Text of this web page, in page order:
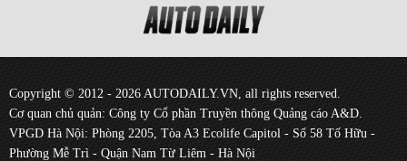
Copyright © 2012 - 2026 AUTODAILY.VN, all rights reserved.
Cơ quan chủ quản: Công ty Cổ phần Truyền thông Quảng cáo A&D.
VPGD Hà Nội: Phòng 2205, Tòa A3 Ecolife Capitol - Số 58 Tố Hữu -
Phường Mễ Trì - Quận Nam Từ Liêm - Hà Nội